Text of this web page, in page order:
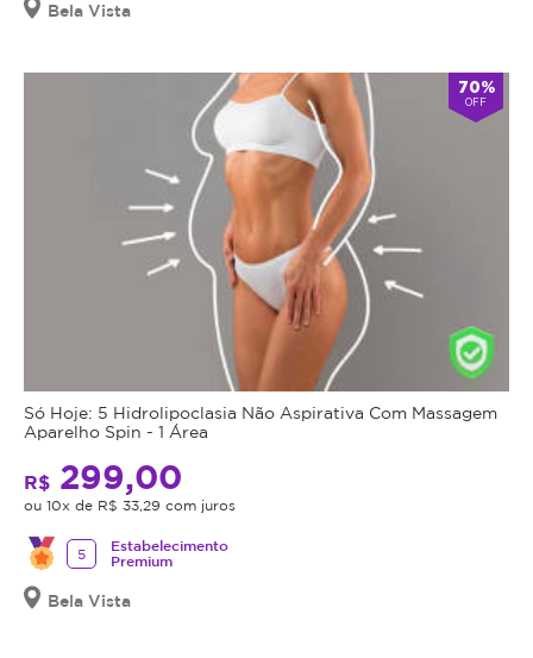
Bela Vista
70%
OFF
Só Hoje: 5 Hidrolipoclasia Não Aspirativa Com Massagem
Aparelho Spin - 1 Área
R$ 299,00
ou 10x de R$ 33,29 com juros
5
Estabelecimento
Premium
Bela Vista